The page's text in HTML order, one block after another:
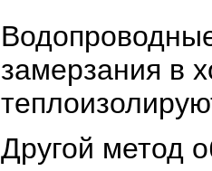
замерзания в
Другой метод